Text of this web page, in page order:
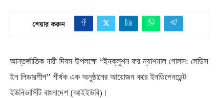
শেয়ার করুন
আন্তর্জাতিক নারী দিবস উপলক্ষে “ইনক্লুশন ফর ন্যাশনাল গোলস: লেডিস
ইন লিডারশীপ” শীর্ষক এক অনুষ্ঠানের আয়োজন করে ইনডিপেনডেন্ট
ইউনিভার্সিটি বাংলাদেশ (আইইউবি) ।